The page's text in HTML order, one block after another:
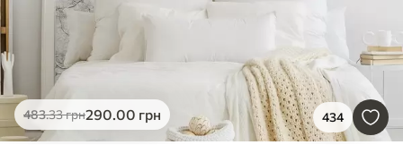
483.33грн290.00 грн 434